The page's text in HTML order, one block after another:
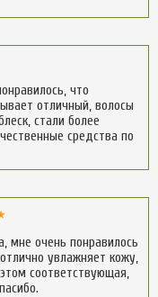
что
отличный, волосы
стали более
средства по
мне очень понравилось
увлажняет кожу,
соответствующая,